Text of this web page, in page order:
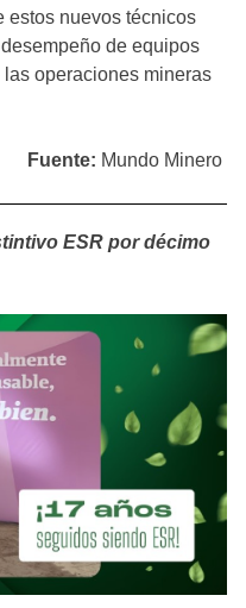
estos nuevos técnicos
de equipos
operaciones mineras
Fuente: Mundo Minero
ESR por décimo